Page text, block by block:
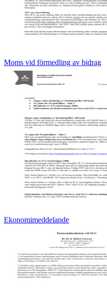
Moms vid förmedling av bidrag
Ekonomimeddelande